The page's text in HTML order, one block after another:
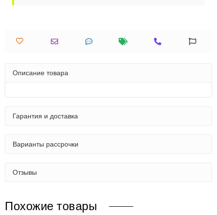
Описание товара
Гарантия и доставка
Варианты рассрочки
Отзывы
Похожие товары